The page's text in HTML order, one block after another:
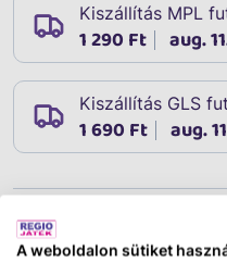
Kiszállítás MPL
1 290 Ft aug.
Kiszállítás GLS
1 690 Ft aug.
Leírás
A weboldalon sütiket